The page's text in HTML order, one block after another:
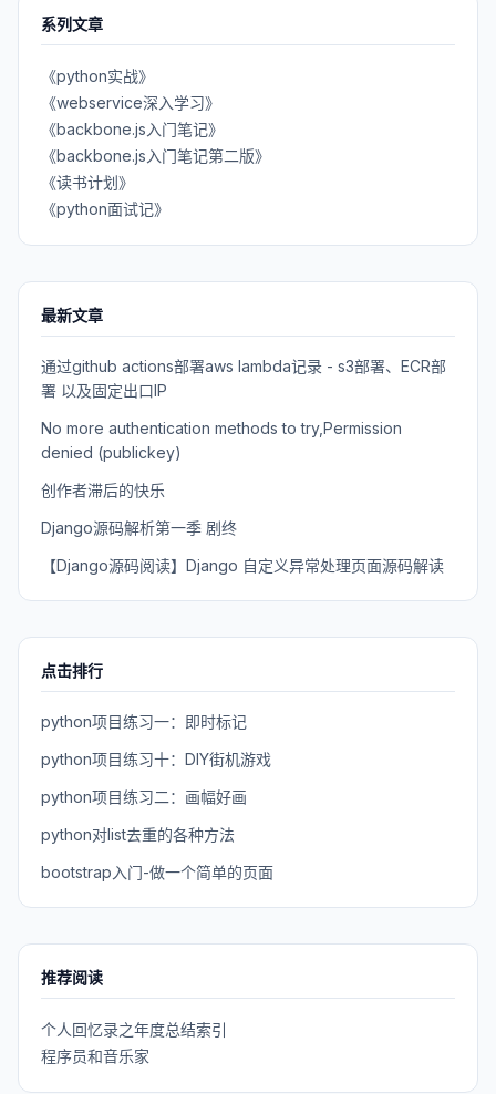
系列文章
《python实战》
《webservice深入学习》
《backbone.js入门笔记》
《backbone.js入门笔记第二版》
《读书计划》
《python面试记》
最新文章
通过github actions部署aws lambda记录 - s3部署、ECR部
署 以及固定出口IP
No more authentication methods to try,Permission
denied (publickey)
创作者滞后的快乐
Django源码解析第一季 剧终
【Django源码阅读】Django 自定义异常处理页面源码解读
点击排行
python项目练习一：即时标记
python项目练习十：DIY街机游戏
python项目练习二：画幅好画
python对list去重的各种方法
bootstrap入门-做一个简单的页面
推荐阅读
个人回忆录之年度总结索引
程序员和音乐家